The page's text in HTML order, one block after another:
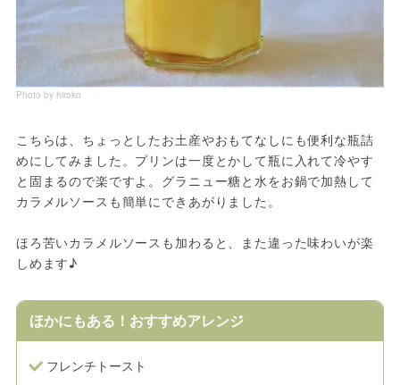
Photo by hiroko
こちらは、ちょっとしたお土産やおもてなしにも便利な瓶詰
めにしてみました。プリンは一度とかして瓶に入れて冷やす
と固まるので楽ですよ。グラニュー糖と水をお鍋で加熱して
カラメルソースも簡単にできあがりました。
ほろ苦いカラメルソースも加わると、また違った味わいが楽
しめます♪
ほかにもある！おすすめアレンジ
フレンチトースト